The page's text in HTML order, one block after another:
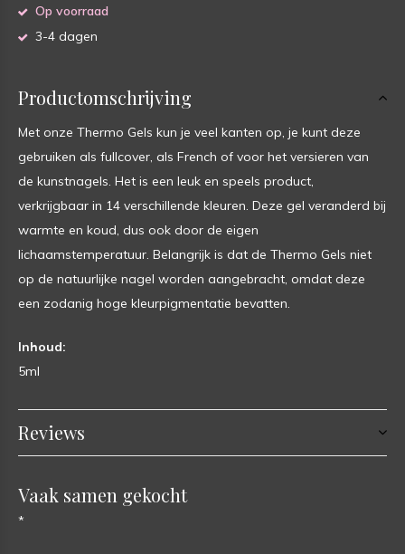
Op voorraad
3-4 dagen
Productomschrijving
Met onze Thermo Gels kun je veel kanten op, je kunt deze
gebruiken als fullcover, als French of voor het versieren van
de kunstnagels. Het is een leuk en speels product,
verkrijgbaar in 14 verschillende kleuren. Deze gel veranderd bij
warmte en koud, dus ook door de eigen
lichaamstemperatuur. Belangrijk is dat de Thermo Gels niet
op de natuurlijke nagel worden aangebracht, omdat deze
een zodanig hoge kleurpigmentatie bevatten.
Inhoud:
5ml
Reviews
Vaak samen gekocht
*